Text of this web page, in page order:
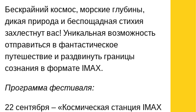
Бескрайний космос, морские глубины,
дикая природа и беспощадная стихия
захлестнут вас! Уникальная возможность
отправиться в фантастическое
путешествие и раздвинуть границы
сознания в формате IMAX.
Программа фестиваля:
22 сентября – «Космическая станция IMAX